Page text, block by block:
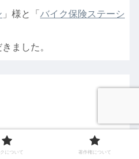
」様と「 バイク保険ステーシ
ました。
について 著作権について